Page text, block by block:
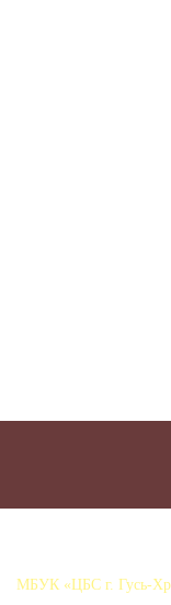
МБУК «ЦБС г. Гусь-